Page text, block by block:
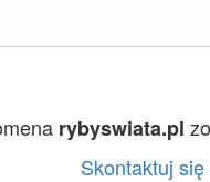
rybyswiata.pl
Skontaktuj się